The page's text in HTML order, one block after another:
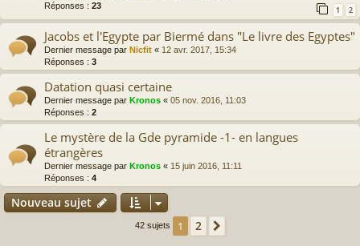
Réponses : 23 1 2
Jacobs et l'Egypte par Biermé dans "Le livre des Egyptes"
Dernier message par Nicfit « 12 avr. 2017, 15:34
Réponses : 3
Datation quasi certaine
Dernier message par Kronos « 05 nov. 2016, 11:03
Réponses : 2
Le mystère de la Gde pyramide -1- en langues
étrangères
Dernier message par Kronos « 15 juin 2016, 11:11
Réponses : 4
Nouveau sujet
42 sujets 1 2